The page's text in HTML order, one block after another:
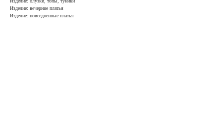
Изделие: вечерние платья
Изделие: повседненвые платья